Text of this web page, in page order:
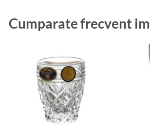
Cumparate frecvent